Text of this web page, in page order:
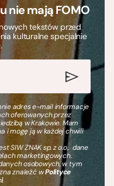
nie mają FOMO
tekstów przed
kulturalne specjalnie
adres e-mail informacje
oferowanych przez
w Krakowie. Mam
i mogę ją w każdej chwili
SIW ZNAK sp. z o.o., dane
marketingowych.
osobowych, w tym
znaleźć wPolityce
.